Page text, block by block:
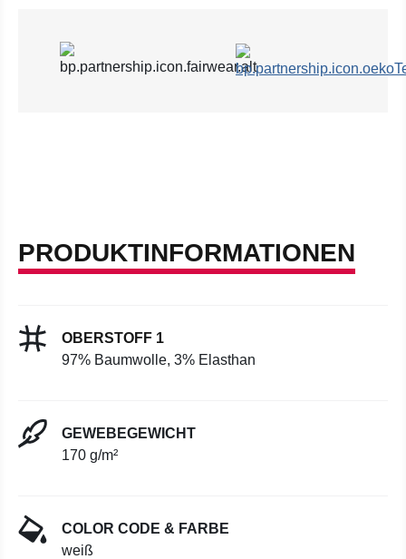
PRODUKTINFORMATIONEN
OBERSTOFF 1
97% Baumwolle, 3% Elasthan
GEWEBEGEWICHT
170 g/m²
COLOR CODE & FARBE
weiß